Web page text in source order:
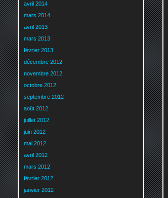
avril 2014
mars 2014
avril 2013
mars 2013
février 2013
décembre 2012
novembre 2012
octobre 2012
septembre 2012
août 2012
juillet 2012
juin 2012
mai 2012
avril 2012
mars 2012
février 2012
janvier 2012